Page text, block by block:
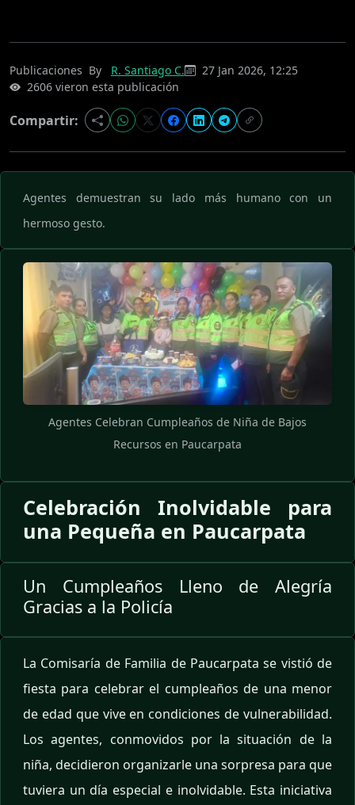
Publicaciones By R. Santiago C.
27 Jan 2026, 12:25
2606 vieron esta publicación
Compartir:
Agentes demuestran su lado más humano con un
hermoso gesto.
Agentes Celebran Cumpleaños de Niña de Bajos
Recursos en Paucarpata
Celebración Inolvidable para
una Pequeña en Paucarpata
Un Cumpleaños Lleno de Alegría
Gracias a la Policía
La Comisaría de Familia de Paucarpata se vistió de
fiesta para celebrar el cumpleaños de una menor
de edad que vive en condiciones de vulnerabilidad.
Los agentes, conmovidos por la situación de la
niña, decidieron organizarle una sorpresa para que
tuviera un día especial e inolvidable. Esta iniciativa